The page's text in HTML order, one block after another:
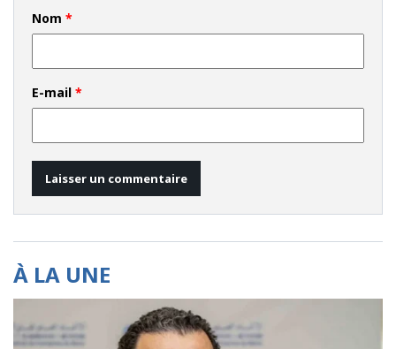
Nom *
E-mail *
À LA UNE